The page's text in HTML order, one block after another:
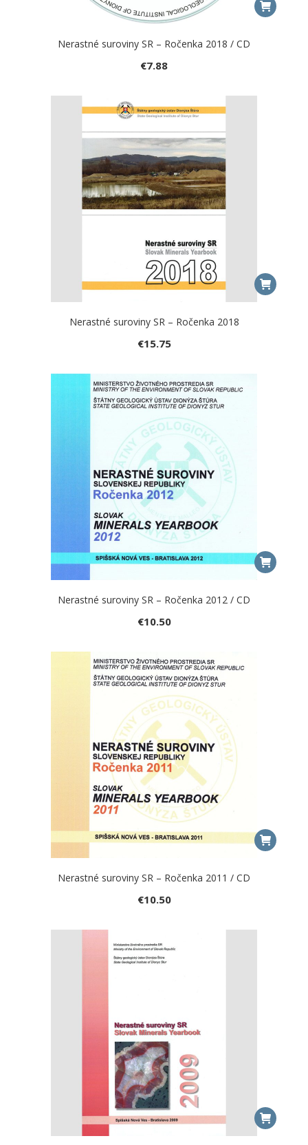
Nerastné suroviny SR – Ročenka 2018 / CD
€7.88
Nerastné suroviny SR – Ročenka 2018
€15.75
Nerastné suroviny SR – Ročenka 2012 / CD
€10.50
Nerastné suroviny SR – Ročenka 2011 / CD
€10.50